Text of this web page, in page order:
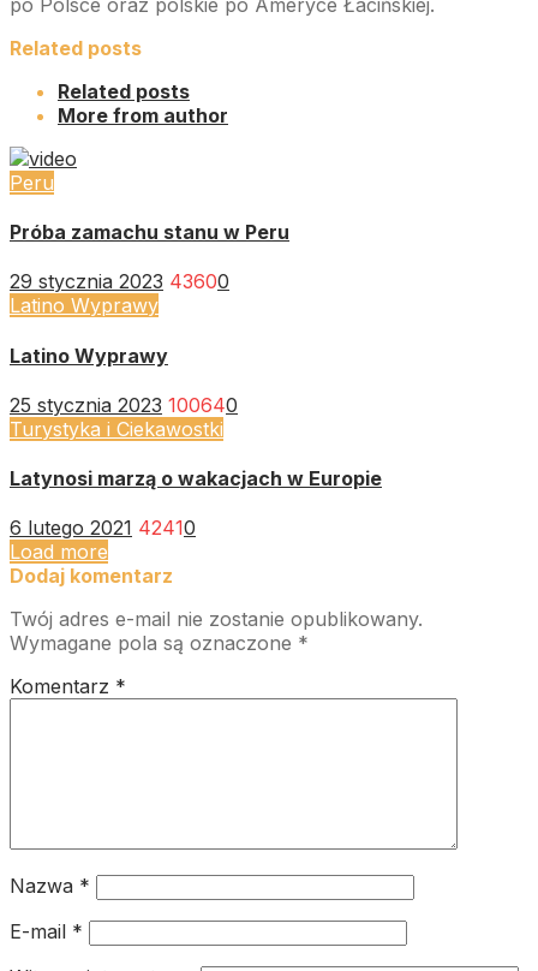
Related posts
Related posts
More from author
Peru
Próba zamachu stanu w Peru
29 stycznia 2023 43600
Latino Wyprawy
Latino Wyprawy
25 stycznia 2023 100640
Turystyka i Ciekawostki
Latynosi marzą o wakacjach w Europie
6 lutego 2021 42410
Load more
Dodaj komentarz
Twój adres e-mail nie zostanie opublikowany.
Wymagane pola są oznaczone *
Komentarz *
Nazwa *
E-mail *